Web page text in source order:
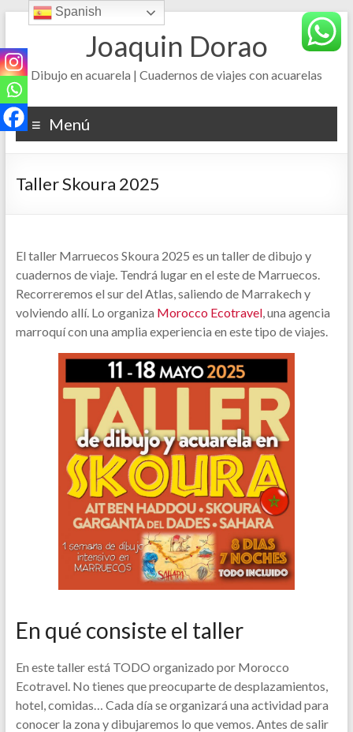
Saltar
contenido
Joaquin Dorao
Dibujo en acuarela | Cuadernos de viajes con acuarelas
Menú
Taller Skoura 2025
El taller Marruecos Skoura 2025 es un taller de dibujo y
cuadernos de viaje. Tendrá lugar en el este de Marruecos.
Recorreremos el sur del Atlas, saliendo de Marrakech y
volviendo allí. Lo organiza Morocco Ecotravel, una agencia
marroquí con una amplia experiencia en este tipo de viajes.
En qué consiste el taller
En este taller está TODO organizado por Morocco
Ecotravel. No tienes que preocuparte de desplazamientos,
hotel, comidas… Cada día se organizará una actividad para
conocer la zona y dibujaremos lo que vemos. Antes de salir
Spanish